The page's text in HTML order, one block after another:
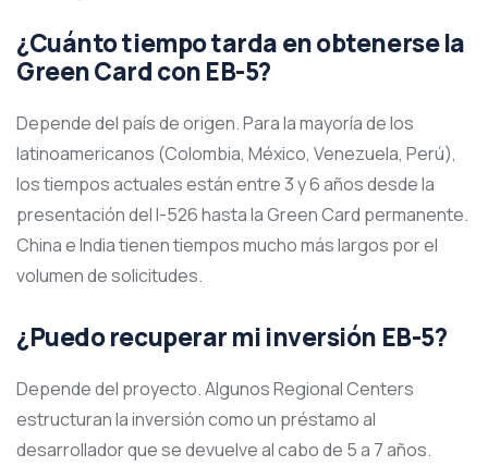
¿Cuánto tiempo tarda en obtenerse la
Green Card con EB-5?
Depende del país de origen. Para la mayoría de los
latinoamericanos (Colombia, México, Venezuela, Perú),
los tiempos actuales están entre 3 y 6 años desde la
presentación del I-526 hasta la Green Card permanente.
China e India tienen tiempos mucho más largos por el
volumen de solicitudes.
¿Puedo recuperar mi inversión EB-5?
Depende del proyecto. Algunos Regional Centers
estructuran la inversión como un préstamo al
desarrollador que se devuelve al cabo de 5 a 7 años.